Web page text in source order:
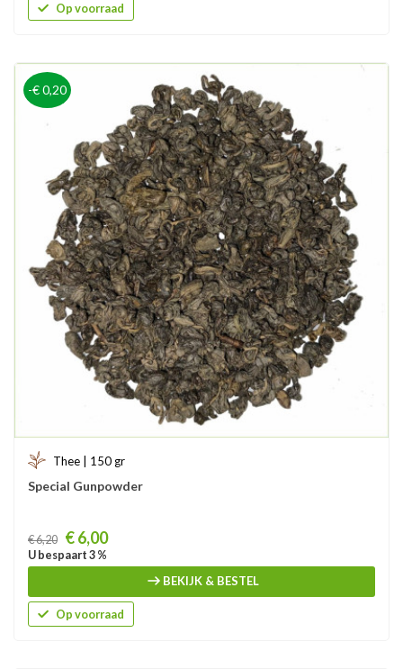
Op voorraad
-€ 0,20
Thee | 150 gr
Special Gunpowder
Prijs
€ 6,20 € 6,00
U bespaart 3 %
BEKIJK & BESTEL
Op voorraad